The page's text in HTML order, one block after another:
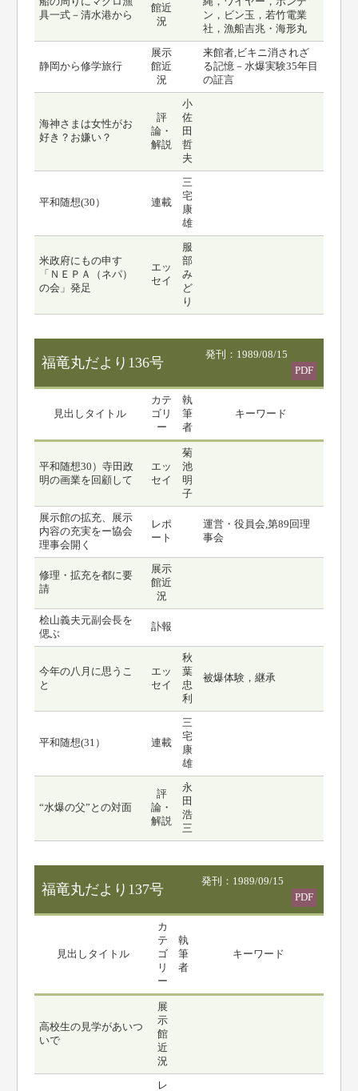
具一式－清水港から
館近
況
ン，ビン玉，若竹電業
社，漁船吉兆・海形丸
静岡から修学旅行
展示
館近
況
来館者,ビキニ消されざ
る記憶－水爆実験35年目
の証言
海神さまは女性がお
好き？お嫌い？
評
論・
解説
小
佐
田
哲
夫
平和随想(30） 連載
三
宅
康
雄
米政府にもの申す
「ＮＥＰＡ（ネパ）
の会」発足
エッ
セイ
服
部
み
ど
り
福竜丸だより136号
発刊：1989/08/15
PDF
見出しタイトル
カテ
ゴリ
ー
執
筆
者
キーワード
平和随想30）寺田政
明の画業を回顧して
エッ
セイ
菊
池
明
子
展示館の拡充、展示
内容の充実をー協会
理事会開く
レポ
ート
運営・役員会,第89回理
事会
修理・拡充を都に要
請
展示
館近
況
桧山義夫元副会長を
偲ぶ
訃報
今年の八月に思うこ
と
エッ
セイ
秋
葉
忠
利
被爆体験，継承
平和随想(31） 連載
三
宅
康
雄
“水爆の父”との対面
評
論・
解説
永
田
浩
三
福竜丸だより137号
発刊：1989/09/15
PDF
見出しタイトル
カ
テ
ゴ
リ
ー
執
筆
者
キーワード
高校生の見学があいつ
いで
展
示
館
近
況
レ